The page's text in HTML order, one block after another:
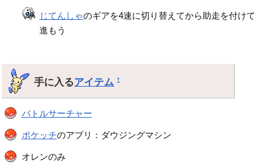
じてんしゃのギアを4速に切り替えてから助走を付けて
進もう
手に入るアイテム †
バトルサーチャー
ポケッチのアプリ：ダウジングマシン
オレンのみ